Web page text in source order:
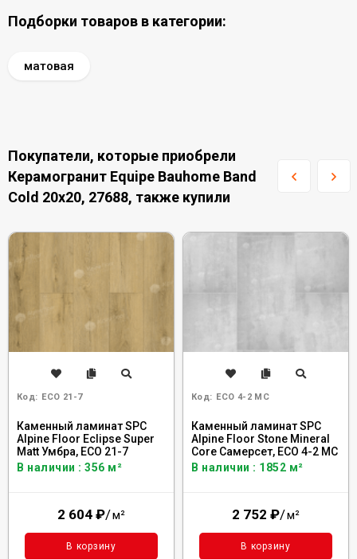
Подборки товаров в категории:
матовая
Покупатели, которые приобрели
Керамогранит Equipe Bauhome Band
Cold 20x20, 27688, также купили
Код: ECO 21-7
Каменный ламинат SPC
Alpine Floor Eclipse Super
Matt Умбра, ЕСО 21-7
В наличии : 356 м²
2 604 ₽/м²
В корзину
Код: ECO 4-2 MC
Каменный ламинат SPC
Alpine Floor Stone Mineral
Core Самерсет, ЕСО 4-2 MC
В наличии : 1852 м²
2 752 ₽/м²
В корзину